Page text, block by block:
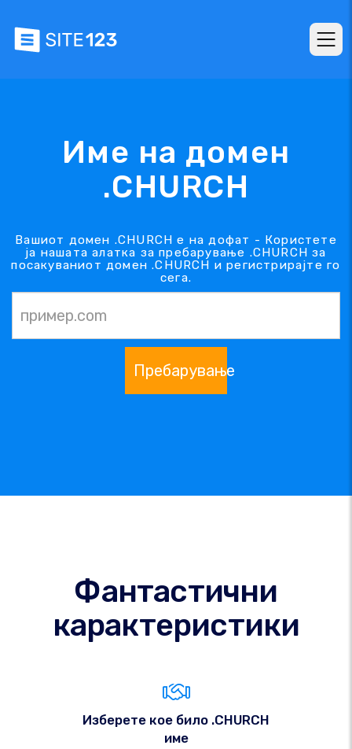
Име на домен
.CHURCH
Вашиот домен .CHURCH е на дофат - Користете
ја нашата алатка за пребарување .CHURCH за
посакуваниот домен .CHURCH и регистрирајте го
сега.
Пребарување
Фантастични
карактеристики
Изберете кое било .CHURCH
име